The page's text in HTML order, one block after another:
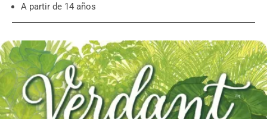
A partir de 14 años